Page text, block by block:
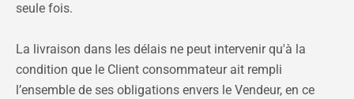
seule fois.
La livraison dans les délais ne peut intervenir qu'à la
condition que le Client consommateur ait rempli
l’ensemble de ses obligations envers le Vendeur, en ce